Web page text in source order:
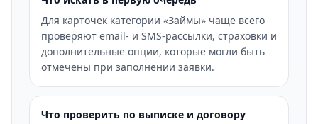
Для карточек категории «Займы» чаще всего
проверяют email- и SMS-рассылки, страховки и
дополнительные опции, которые могли быть
отмечены при заполнении заявки.
Что проверить по выписке и договору